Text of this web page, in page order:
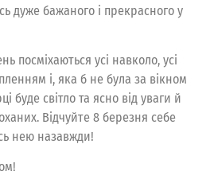
дуже бажаного і прекрасного у
посміхаються усі навколо, усі
і, яка б не була за вікном
буде світло та ясно від уваги й
Відчуйте 8 березня себе
нею назавжди!